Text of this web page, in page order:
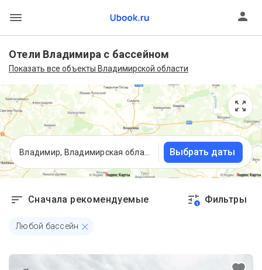
Отели Владимира с бассейном
Показать все объекты Владимирской области
Выбрать даты
Сначала рекомендуемые 1 Фильтры
Любой бассейн